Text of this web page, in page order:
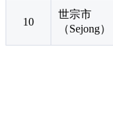
10
世宗市
（Sejong）